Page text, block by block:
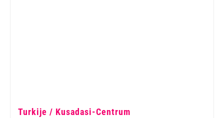
Turkije / Kusadasi-Centrum